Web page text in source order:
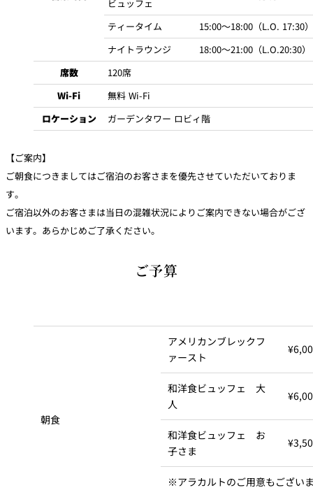
ビュッフェ
ティータイム
15:00～18:00（L.O. 17:30）
ナイトラウンジ
18:00～21:00（L.O.20:30）
席数
120席
Wi-Fi
無料 Wi-Fi
ロケーション
ガーデンタワー ロビィ階
【ご案内】
ご朝食につきましてはご宿泊のお客さまを優先させていただいておりま
す。
ご宿泊以外のお客さまは当日の混雑状況によりご案内できない場合がござ
います。あらかじめご了承ください。
ご予算
朝食
アメリカンブレックフ
ァースト
和洋食ビュッフェ 大
人
和洋食ビュッフェ お
子さま
※アラカルトのご用意もござい